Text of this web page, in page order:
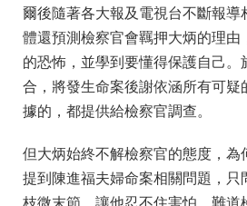
爾後隨著各大報及電視台不斷報導
體還預測檢察官會羈押大炳的理由
的恐怖，並學到要懂得保護自己。
合，將發生命案後謝依涵所有可疑
據的，都提供給檢察官調查。
但大炳始終不解檢察官的態度，為
提到陳進福夫婦命案相關問題，只